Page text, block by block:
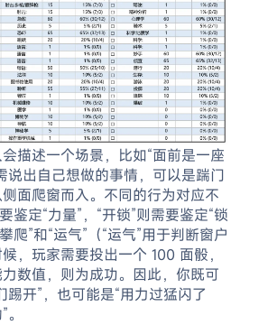
描述一个场景，比如“面前是一座
说出自己想做的事情，可以是踹门
面爬窗而入。不同的行为对应不
鉴定“力量”，“开锁”则需要鉴定“锁
爬”和“运气”（“运气”用于判断窗户
，玩家需要投出一个 100 面骰，
数值，则为成功。因此，你既可
踢开”，也可能是“用力过猛闪了